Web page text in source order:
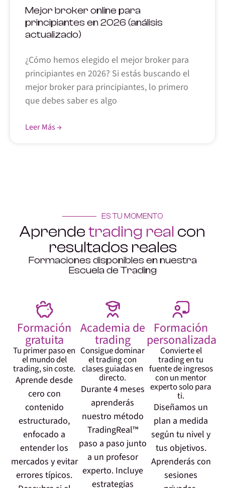
Mejor broker online para
principiantes en 2026 (análisis
actualizado)
¿Cómo hemos elegido el mejor broker para
principiantes en 2026? Si estás buscando el
mejor broker para principiantes, lo primero
que debes saber es algo
Leer Más →
ES TU MOMENTO
Aprendetrading real con
resultados reales
Formaciones disponibles en nuestra
Escuela de Trading
Formación
gratuita
Tu primer paso en
el mundo del
trading, sin coste.
Aprende desde
cero con
contenido
estructurado,
enfocado a
entender los
mercados y evitar
errores típicos.
Academia de
trading
Consigue dominar
el trading con
clases guiadas en
directo.
Durante 4 meses
aprenderás
nuestro método
TradingReal™
paso a paso junto
a un profesor
experto. Incluye
estrategias
Formación
personalizada
Convierte el
trading en tu
fuente de ingresos
con un mentor
experto solo para
ti.
Diseñamos un
plan a medida
según tu nivel y
tus objetivos.
Aprenderás con
sesiones